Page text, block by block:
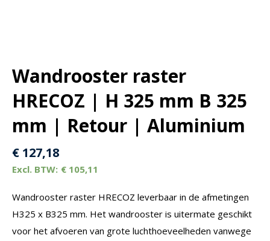
Wandrooster raster
HRECOZ | H 325 mm B 325
mm | Retour | Aluminium
€ 127,18
€ 105,11
Wandrooster raster HRECOZ leverbaar in de afmetingen
H325 x B325 mm. Het wandrooster is uitermate geschikt
voor het afvoeren van grote luchthoeveelheden vanwege